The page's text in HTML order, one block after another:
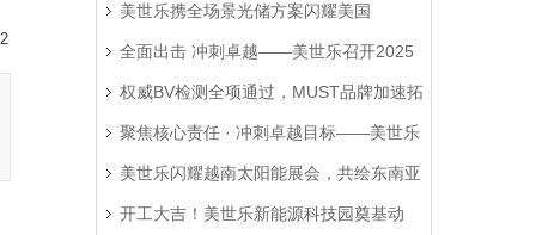
展，精准破解西非用电难题
美世乐携全场景光储方案闪耀美国
RE+展，深耕北美赋能零碳转型
全面出击 冲刺卓越——美世乐召开2025
年中营销工作会议
权威BV检测全项通过，MUST品牌加速拓
局拉美市场
聚焦核心责任 · 冲刺卓越目标——美世乐
2025年中会议圆满举行
美世乐闪耀越南太阳能展会，共绘东南亚
绿色能源新图景
开工大吉！美世乐新能源科技园奠基动